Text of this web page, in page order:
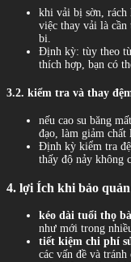
khi vải bị sờn, rách
việc thay vải là cần
bi.
Định kỳ: tùy theo
thích hợp, bạn có
3.2. kiểm tra và thay
nếu cao su băng
đạo, làm giảm chất
Định kỳ kiểm tra
thấy độ nảy không
4. lợi Ích khi bảo
kéo dài tuổi thọ
như mới trong
tiết kiệm chi phí
các vấn đề và